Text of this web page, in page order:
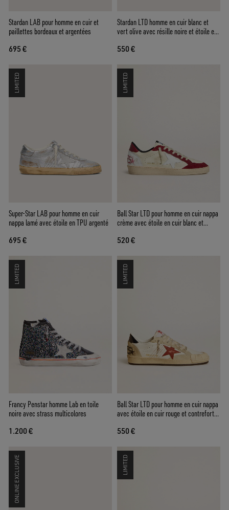
Stardan LAB pour homme en cuir et
paillettes bordeaux et argentées
695 €
Stardan LTD homme en cuir blanc et
vert olive avec résille noire et étoile en
550 €
LIMITED
Super-Star LAB pour homme en cuir
nappa lamé avec étoile en TPU argenté
695 €
LIMITED
Ball Star LTD pour homme en cuir nappa
crème avec étoile en cuir blanc et
520 €
LIMITED
Francy Penstar homme Lab en toile
noire avec strass multicolores
1.200 €
LIMITED
Ball Star LTD pour homme en cuir nappa
avec étoile en cuir rouge et contrefort
550 €
ONLINE EXCLUSIVE LIMITED